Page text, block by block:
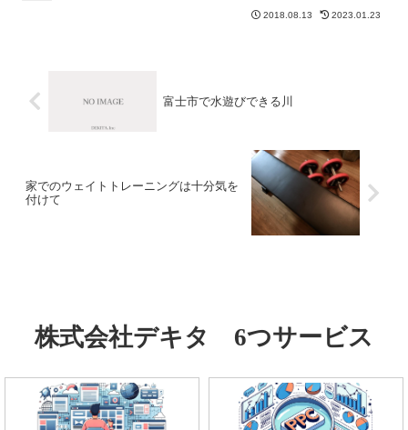
うものです。学校の先生としての見聞を
広めるといった意味合い...
2018.08.13 2023.01.23
富士市で水遊びできる川
家でのウェイトトレーニングは十分気を
付けて
株式会社デキタ 6つサービス